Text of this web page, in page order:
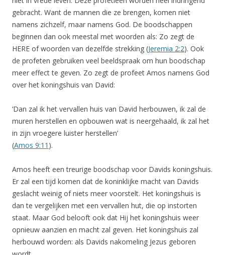
gebracht. Want de mannen die ze brengen, komen niet
namens zichzelf, maar namens God. De boodschappen
beginnen dan ook meestal met woorden als: Zo zegt de
HERE of woorden van dezelfde strekking (Jeremia 2:2). Ook
de profeten gebruiken veel beeldspraak om hun boodschap
meer effect te geven. Zo zegt de profeet Amos namens God
over het koningshuis van David:
‘Dan zal ik het vervallen huis van David herbouwen, ik zal de
muren herstellen en opbouwen wat is neergehaald, ik zal het
in zijn vroegere luister herstellen’
(Amos 9:11 ).
Amos heeft een treurige boodschap voor Davids koningshuis.
Er zal een tijd komen dat de koninklijke macht van Davids
geslacht weinig of niets meer voorstelt. Het koningshuis is
dan te vergelijken met een vervallen hut, die op instorten
staat. Maar God belooft ook dat Hij het koningshuis weer
opnieuw aanzien en macht zal geven. Het koningshuis zal
herbouwd worden: als Davids nakomeling Jezus geboren